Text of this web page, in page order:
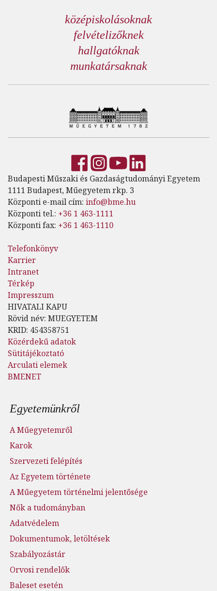
középiskolásoknak
felvételizőknek
hallgatóknak
munkatársaknak
Budapesti Műszaki és Gazdaságtudományi Egyetem
1111 Budapest, Műegyetem rkp. 3
Központi e-mail cím: info@bme.hu
Központi tel.: +36 1 463-1111
Központi fax: +36 1 463-1110
Telefonkönyv
Karrier
Intranet
Térkép
Impresszum
HIVATALI KAPU
Rövid név: MUEGYETEM
KRID: 454358751
Közérdekű adatok
Sütitájékoztató
Arculati elemek
BMENET
Lábléc menü
Egyetemünkről
A Műegyetemről
Karok
Szervezeti felépítés
Az Egyetem története
A Műegyetem történelmi jelentősége
Nők a tudományban
Adatvédelem
Dokumentumok, letöltések
Szabályozástár
Orvosi rendelők
Baleset esetén